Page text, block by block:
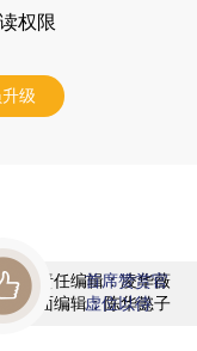
权限
级
责任编辑：凌华薇
版面编辑：陈华懿子
首席赞赏官
虚位以待